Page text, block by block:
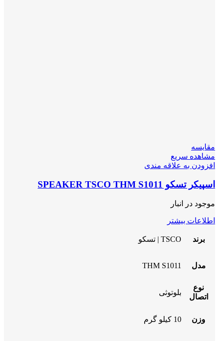
مقایسه
مشاهده سریع
افزودن به علاقه مندی
اسپیکر تسکو SPEAKER TSCO THM S1011
موجود در انبار
اطلاعات بیشتر
برند TSCO | تسکو
مدل THM S1011
نوع
اتصال
بلوتوثی
وزن 10 کیلو گرم